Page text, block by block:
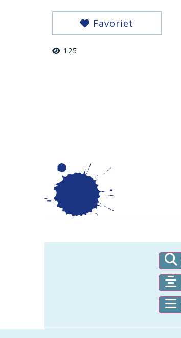
Favoriet
125